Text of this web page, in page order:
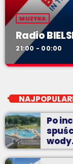
MUZYKA
Radio
21:00 - 00:00
Kilkadziesiąt
Po